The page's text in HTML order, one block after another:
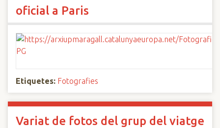
oficial a Paris
Etiquetes: Fotografies
Variat de fotos del grup del viatge